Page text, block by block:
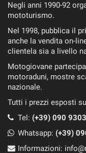
Negli anni 1990-92
mototurismo.
Nel 1998, pubblica il
anche la vendita on-
clientela sia a livello
Motogiovane
motoraduni, mostre
nazionale.
Tutti i prezzi esposti
Tel: (+39) 090
Whatsapp: (+39)
Informazioni: